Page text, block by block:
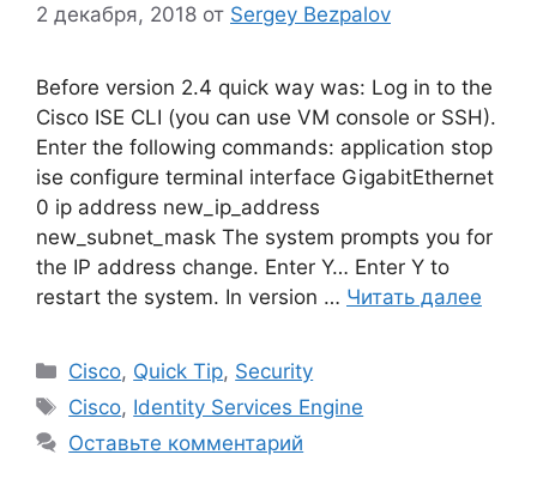
2 декабря, 2018 от Sergey Bezpalov
Before version 2.4 quick way was: Log in to the
Cisco ISE CLI (you can use VM console or SSH).
Enter the following commands: application stop
ise configure terminal interface GigabitEthernet
0 ip address new_ip_address
new_subnet_mask The system prompts you for
the IP address change. Enter Y… Enter Y to
restart the system. In version … Читать далее
Рубрики
Cisco, Quick Tip, Security
Метки
Cisco, Identity Services Engine
Оставьте комментарий